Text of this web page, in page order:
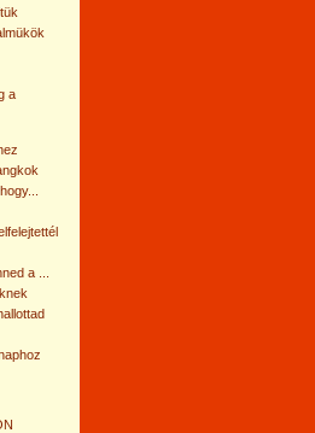
a
a ...